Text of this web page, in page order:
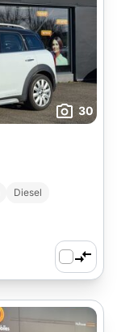
30
Diesel